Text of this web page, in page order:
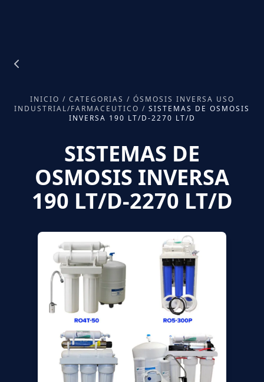
INICIO / CATEGORIAS / ÓSMOSIS INVERSA USO
INDUSTRIAL/FARMACEUTICO / SISTEMAS DE OSMOSIS
INVERSA 190 LT/D-2270 LT/D
SISTEMAS DE
OSMOSIS INVERSA
190 LT/D-2270 LT/D